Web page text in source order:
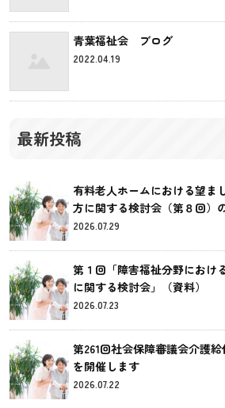
青葉福祉会 ブログ
2022.04.19
最新投稿
有料老人ホームにおける望ま
方に関する検討会（第８回）
2026.07.29
第１回「障害福祉分野におけ
に関する検討会」（資料）
2026.07.23
第261回社会保障審議会介護給
を開催します
2026.07.22